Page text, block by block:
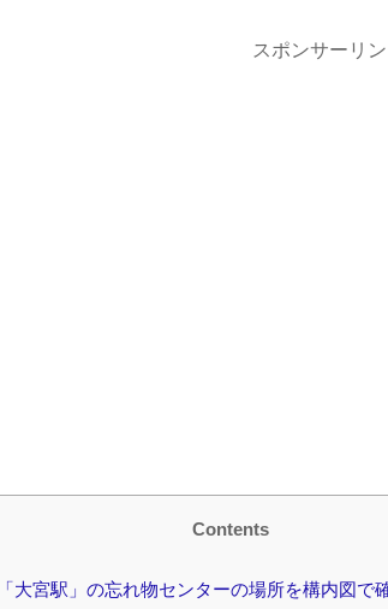
スポンサーリ
Contents
大宮駅」の忘れ物センターの場所を構内図で